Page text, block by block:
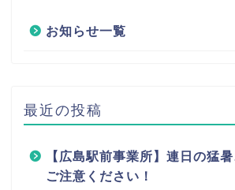
お知らせ一覧
最近の投稿
【広島駅前事業所】連日の猛
ご注意ください！